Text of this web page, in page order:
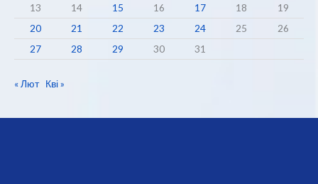
13
14 15 16 17 18
19
20
21 22 23 24 25
26
27
28 29 30 31
« Лют Кві »